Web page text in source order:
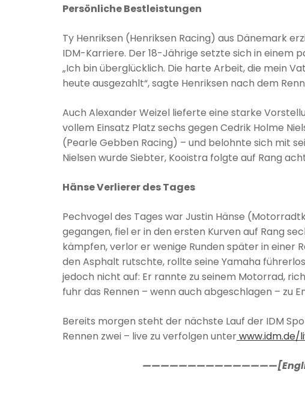
Persönliche Bestleistungen
Ty Henriksen (Henriksen Racing) aus Dänemark
IDM-Karriere. Der 18-Jährige setzte sich in einem
„Ich bin überglücklich. Die harte Arbeit, die mein
heute ausgezahlt“, sagte Henriksen nach dem
Auch Alexander Weizel lieferte eine starke
vollem Einsatz Platz sechs gegen Cedrik Holme
(Pearle Gebben Racing) – und belohnte sich mit
Nielsen wurde Siebter, Kooistra folgte auf Rang
Hänse Verlierer des Tages
Pechvogel des Tages war Justin Hänse
gegangen, fiel er in den ersten Kurven auf Rang
kämpfen, verlor er wenige Runden später in einer
den Asphalt rutschte, rollte seine Yamaha
jedoch nicht auf: Er rannte zu seinem Motorrad,
fuhr das Rennen – wenn auch abgeschlagen – zu
Bereits morgen steht der nächste Lauf der IDM
Rennen zwei – live zu verfolgen unterwww.idm.de/